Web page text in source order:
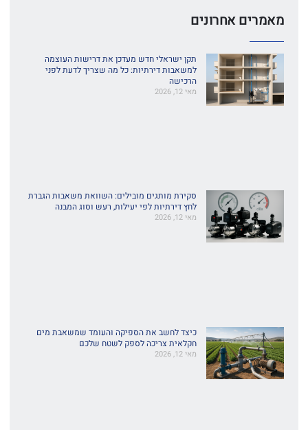
מאמרים אחרונים
תקן ישראלי חדש מעדכן את דרישות העוצמה
למשאבות דירתיות: כל מה שצריך לדעת לפני
הרכישה
מאי 12, 2026
סקירת מותגים מובילים: השוואת משאבות הגברת
לחץ דירתיות לפי יעילות, רעש וסוג המבנה
מאי 12, 2026
כיצד לחשב את הספיקה והעומד שמשאבת מים
חקלאית צריכה לספק לשטח שלכם
מאי 12, 2026